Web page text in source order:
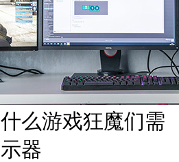
么游戏狂魔们需
器